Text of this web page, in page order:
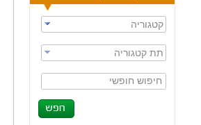
קטגוריה
תת קטגוריה
חיפוש חופשי